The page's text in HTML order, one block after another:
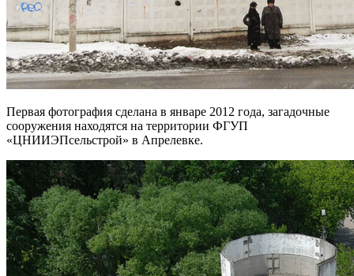
Первая фотография сделана в январе 2012 года, загадочные
сооружения находятся на территории ФГУП
«ЦНИИЭПсельстрой» в Апрелевке.